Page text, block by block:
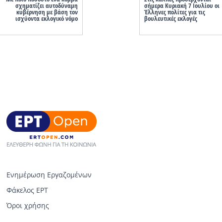
σχηματίζει αυτοδύναμη
κυβέρνηση με βάση τον
ισχύοντα εκλογικό νόμο
σήμερα Κυριακή 7 Ιουλίου οι
Έλληνες πολίτες για τις
βουλευτικές εκλογές
Ενημέρωση Εργαζομένων
Φάκελος ΕΡΤ
Όροι χρήσης